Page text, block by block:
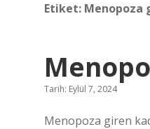
Etiket: Menopoza
Tarih: Eylül 7, 2024
Menopoza giren